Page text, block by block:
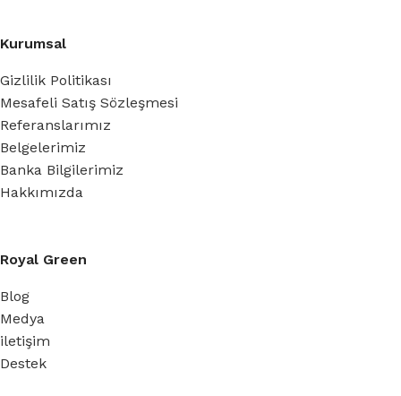
Kurumsal
Gizlilik Politikası
Mesafeli Satış Sözleşmesi
Referanslarımız
Belgelerimiz
Banka Bilgilerimiz
Hakkımızda
Royal Green
Blog
Medya
iletişim
Destek